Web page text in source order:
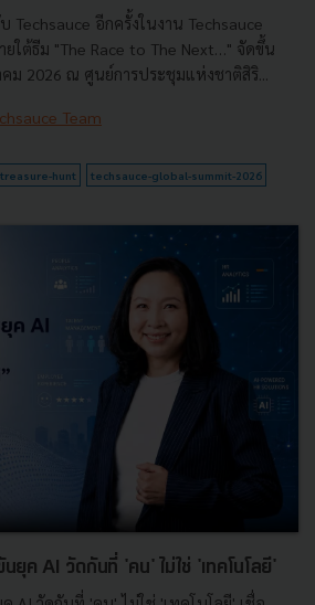
Techsauce อีกครั้งในงาน Techsauce
ใต้ธีม "The Race to The Next…" จัดขึ้น
ม 2026 ณ ศูนย์การประชุมแห่งชาติสิริ...
Team
hunt techsauce-global-summit-2026
ยุค AI วัดกันที่ 'คน' ไม่ใช่ 'เทคโนโลยี'